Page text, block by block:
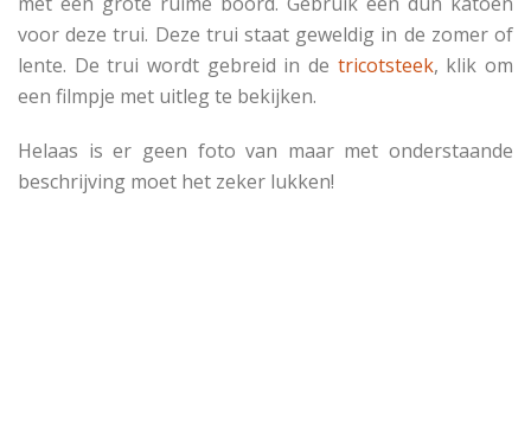
voor deze trui. Deze trui staat geweldig in de zomer of
lente. De trui wordt gebreid in de tricotsteek, klik om
een filmpje met uitleg te bekijken.
Helaas is er geen foto van maar met onderstaande
beschrijving moet het zeker lukken!